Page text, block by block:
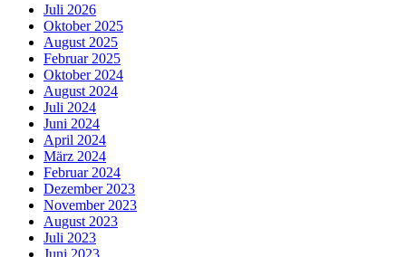
Juli 2026
Oktober 2025
August 2025
Februar 2025
Oktober 2024
August 2024
Juli 2024
Juni 2024
April 2024
März 2024
Februar 2024
Dezember 2023
November 2023
August 2023
Juli 2023
Juni 2023